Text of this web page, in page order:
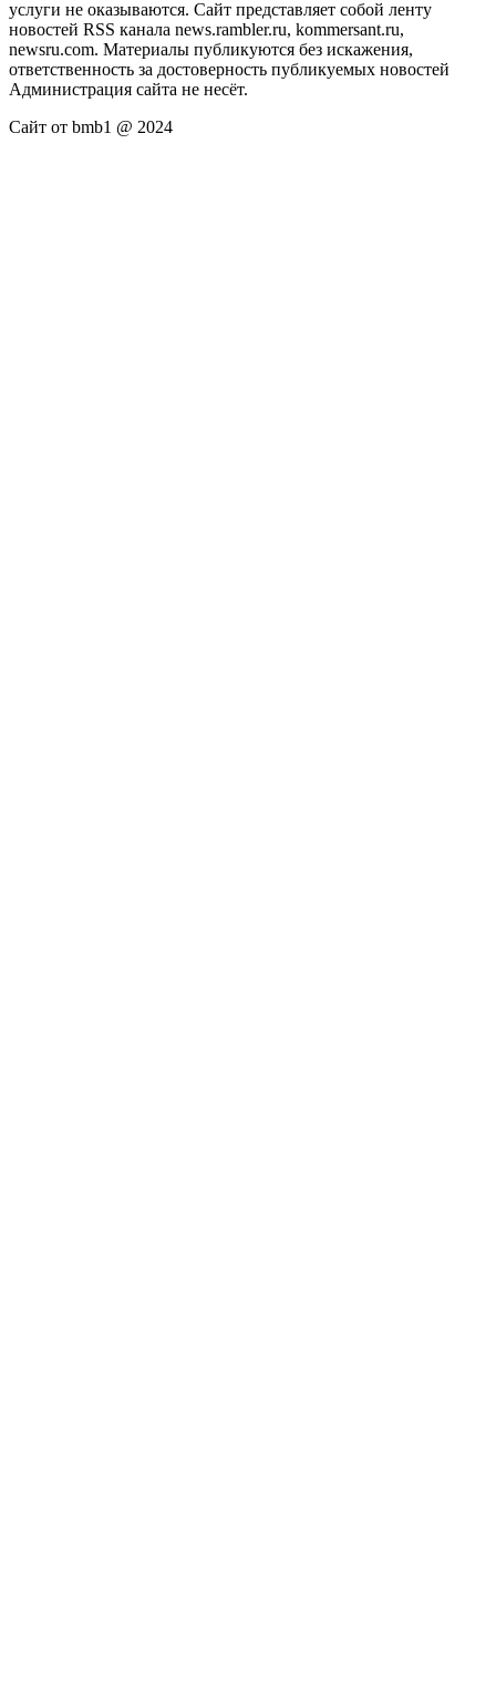
услуги не оказываются. Сайт представляет собой ленту
новостей RSS канала news.rambler.ru, kommersant.ru,
newsru.com. Материалы публикуются без искажения,
ответственность за достоверность публикуемых новостей
Администрация сайта не несёт.
Сайт от bmb1 @ 2024